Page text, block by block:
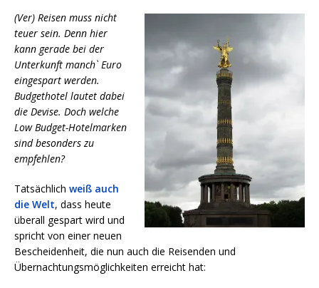
(Ver) Reisen muss nicht
teuer sein. Denn hier
kann gerade bei der
Unterkunft manch` Euro
eingespart werden.
Budgethotel lautet dabei
die Devise. Doch welche
Low Budget-Hotelmarken
sind besonders zu
empfehlen?
Tatsächlich weiß auch
die Welt, dass heute
überall gespart wird und
spricht von einer neuen
Bescheidenheit, die nun auch die Reisenden und
Übernachtungsmöglichkeiten erreicht hat: